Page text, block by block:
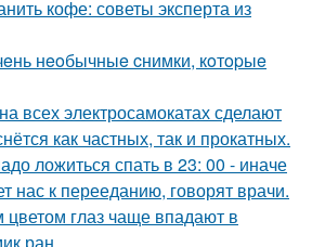
кофе: советы эксперта из
нeoбычныe cнимки, кoтopыe
всех электросамокатах сделают
как частных, так и прокатных.
ложиться спать в 23: 00 - иначе
нас к перееданию, говорят врачи.
глаз чаще впадают в